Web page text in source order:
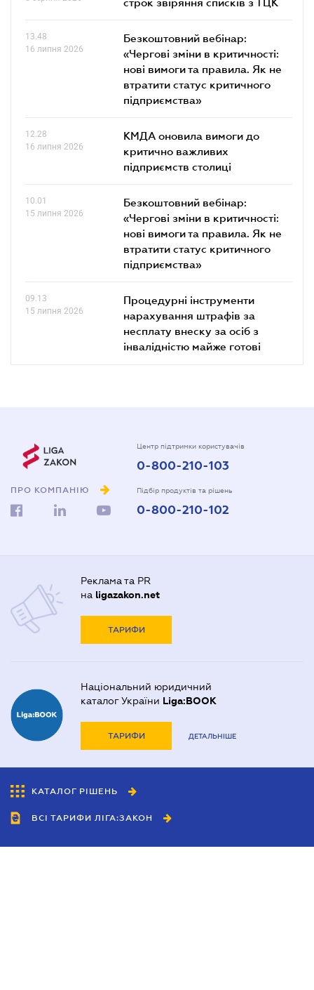
13.48
16 липня 2026
Безкоштовний вебінар:
«Чергові зміни в критичності:
нові вимоги та правила. Як не
втратити статус критичного
підприємства»
12.28
16 липня 2026
КМДА оновила вимоги до
критично важливих
підприємств столиці
10.01
15 липня 2026
Безкоштовний вебінар:
«Чергові зміни в критичності:
нові вимоги та правила. Як не
втратити статус критичного
підприємства»
09.13
15 липня 2026
Процедурні інструменти
нарахування штрафів за
несплату внеску за осіб з
інвалідністю майже готові
ПРО КОМПАНІЮ
Центр підтримки користувачів
0-800-210-103
Підбір продуктів та рішень
0-800-210-102
Реклама та PR
на ligazakon.net
ТАРИФИ
Національний юридичний
каталог України Liga:BOOK
ТАРИФИ ДЕТАЛЬНІШЕ
КАТАЛОГ РІШЕНЬ
ВСІ ТАРИФИ ЛІГА:ЗАКОН